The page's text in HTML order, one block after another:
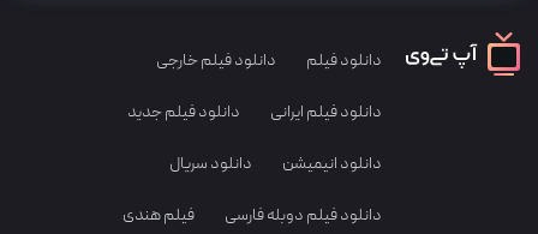
دانلود فیلم دانلود فیلم خارجی
دانلود فیلم ایرانی دانلود فیلم جدید
دانلود انیمیشن دانلود سریال
دانلود فیلم دوبله فارسی فیلم هندی